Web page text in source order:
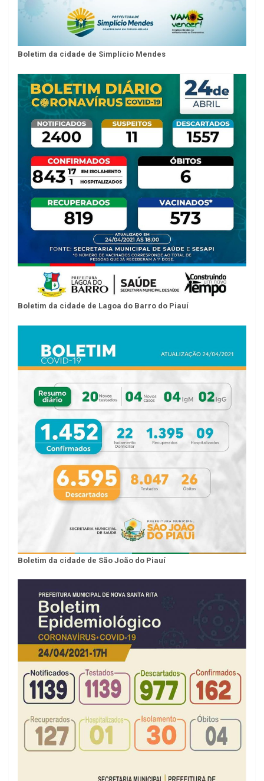
Boletim da cidade de Simplício Mendes
Boletim da cidade de Lagoa do Barro do Piauí
Boletim da cidade de São João do Piauí